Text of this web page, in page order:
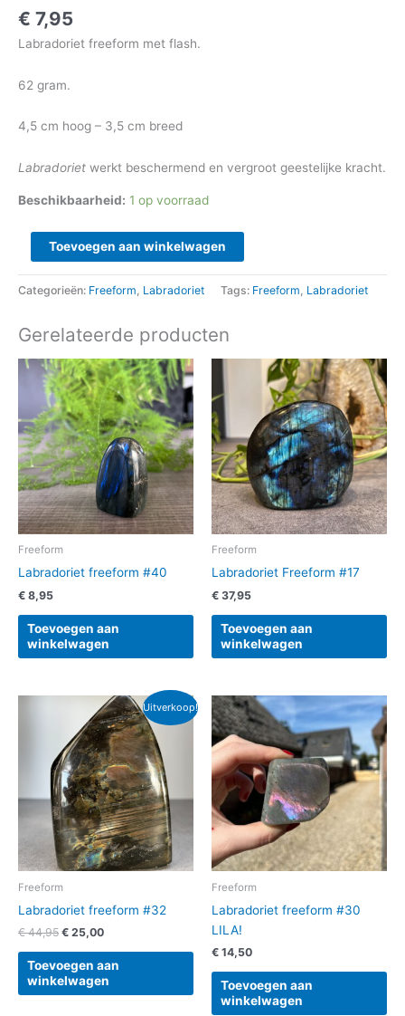
€ 7,95
Labradoriet freeform met flash.
62 gram.
4,5 cm hoog – 3,5 cm breed
Labradoriet werkt beschermend en vergroot geestelijke kracht.
Beschikbaarheid: 1 op voorraad
Toevoegen aan winkelwagen
Categorieën: Freeform Labradoriet Tags: Freeform Labradoriet
Gerelateerde producten
Freeform
Labradoriet freeform #40
€ 8,95
Toevoegen aan
winkelwagen
Freeform
Labradoriet Freeform #17
€ 37,95
Toevoegen aan
winkelwagen
Uitverkoop!
Freeform
Labradoriet freeform #32
€44,95
Oorspronkelijke
was:
€ 44,95.
€ 25,00
Huidige
prijs
is:
€ 25,00.
Toevoegen aan
winkelwagen
Freeform
Labradoriet freeform #30
LILA!
€ 14,50
Toevoegen aan
winkelwagen